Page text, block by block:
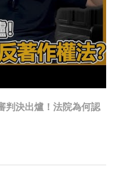
判決出爐！法院為何認